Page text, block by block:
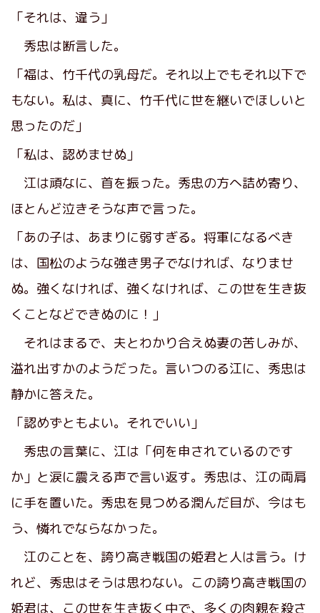
「それは、違う」
秀忠は断言した。
「福は、竹千代の乳母だ。それ以上でもそれ以下で
もない。私は、真に、竹千代に世を継いでほしいと
思ったのだ」
「私は、認めませぬ」
江は頑なに、首を振った。秀忠の方へ詰め寄り、
ほとんど泣きそうな声で言った。
「あの子は、あまりに弱すぎる。将軍になるべき
は、国松のような強き男子でなければ、なりませ
ぬ。強くなければ、強くなければ、この世を生き抜
くことなどできぬのに！」
それはまるで、夫とわかり合えぬ妻の苦しみが、
溢れ出すかのようだった。言いつのる江に、秀忠は
静かに答えた。
「認めずともよい。それでいい」
秀忠の言葉に、江は「何を申されているのです
か」と涙に震える声で言い返す。秀忠は、江の両肩
に手を置いた。秀忠を見つめる潤んだ目が、今はも
う、憐れでならなかった。
江のことを、誇り高き戦国の姫君と人は言う。け
れど、秀忠はそうは思わない。この誇り高き戦国の
姫君は、この世を生き抜く中で、多くの肉親を殺さ